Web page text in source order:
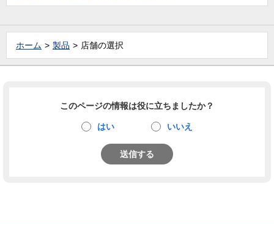
ホーム 製品 店舗の選択
このページの情報は役に立ちましたか？
はい いいえ
送信する